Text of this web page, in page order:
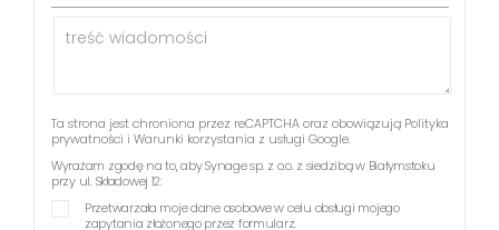
Ta strona jest chroniona przez reCAPTCHA oraz obowiązują Polityka
prywatności i Warunki korzystania z usługi Google.
Wyrażam zgodę na to, aby Synage sp. z o.o. z siedzibą w Białymstoku
przy ul. Składowej 12:
Przetwarzała moje dane osobowe w celu obsługi mojego
zapytania złożonego przez formularz.